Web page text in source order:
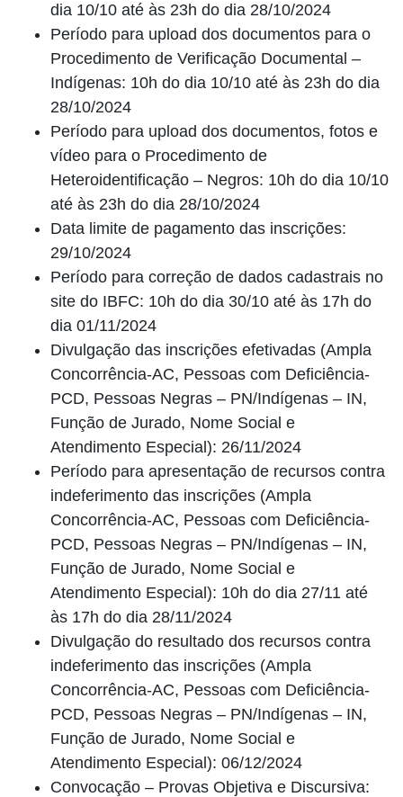
dia 10/10 até às 23h do dia 28/10/2024
Período para upload dos documentos para o
Procedimento de Verificação Documental –
Indígenas: 10h do dia 10/10 até às 23h do dia
28/10/2024
Período para upload dos documentos, fotos e
vídeo para o Procedimento de
Heteroidentificação – Negros: 10h do dia 10/10
até às 23h do dia 28/10/2024
Data limite de pagamento das inscrições:
29/10/2024
Período para correção de dados cadastrais no
site do IBFC: 10h do dia 30/10 até às 17h do
dia 01/11/2024
Divulgação das inscrições efetivadas (Ampla
Concorrência-AC, Pessoas com Deficiência-
PCD, Pessoas Negras – PN/Indígenas – IN,
Função de Jurado, Nome Social e
Atendimento Especial): 26/11/2024
Período para apresentação de recursos contra
indeferimento das inscrições (Ampla
Concorrência-AC, Pessoas com Deficiência-
PCD, Pessoas Negras – PN/Indígenas – IN,
Função de Jurado, Nome Social e
Atendimento Especial): 10h do dia 27/11 até
às 17h do dia 28/11/2024
Divulgação do resultado dos recursos contra
indeferimento das inscrições (Ampla
Concorrência-AC, Pessoas com Deficiência-
PCD, Pessoas Negras – PN/Indígenas – IN,
Função de Jurado, Nome Social e
Atendimento Especial): 06/12/2024
Convocação – Provas Objetiva e Discursiva: